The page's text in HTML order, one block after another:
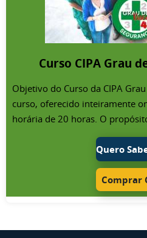
nomeado da CIPA (conhecido
designado) em empresas
classificação de risco da
abrangendo graus de risco de 1
indicados, o curso deverá ser
semipresencial.
Curso CIPA Grau
Objetivo do Curso da CIPA
curso, oferecido inteiramente
horária de 20 horas. O
membros da CIPA ou aos
para desempenharem suas
em capacitar estes membros
atividades voltadas à
Quero
Comprar